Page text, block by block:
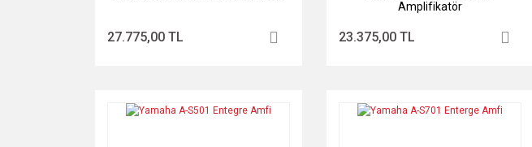
27.775,00 TL
Amplifikatör
23.375,00 TL